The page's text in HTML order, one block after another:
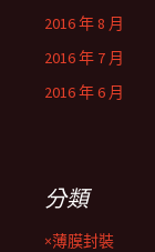
2016 年 8 月
2016 年 7 月
2016 年 6 月
分類
×薄膜封裝